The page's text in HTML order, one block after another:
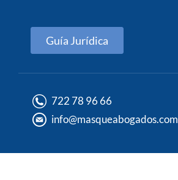
Guía Jurídica
722 78 96 66
info@masqueabogados.com